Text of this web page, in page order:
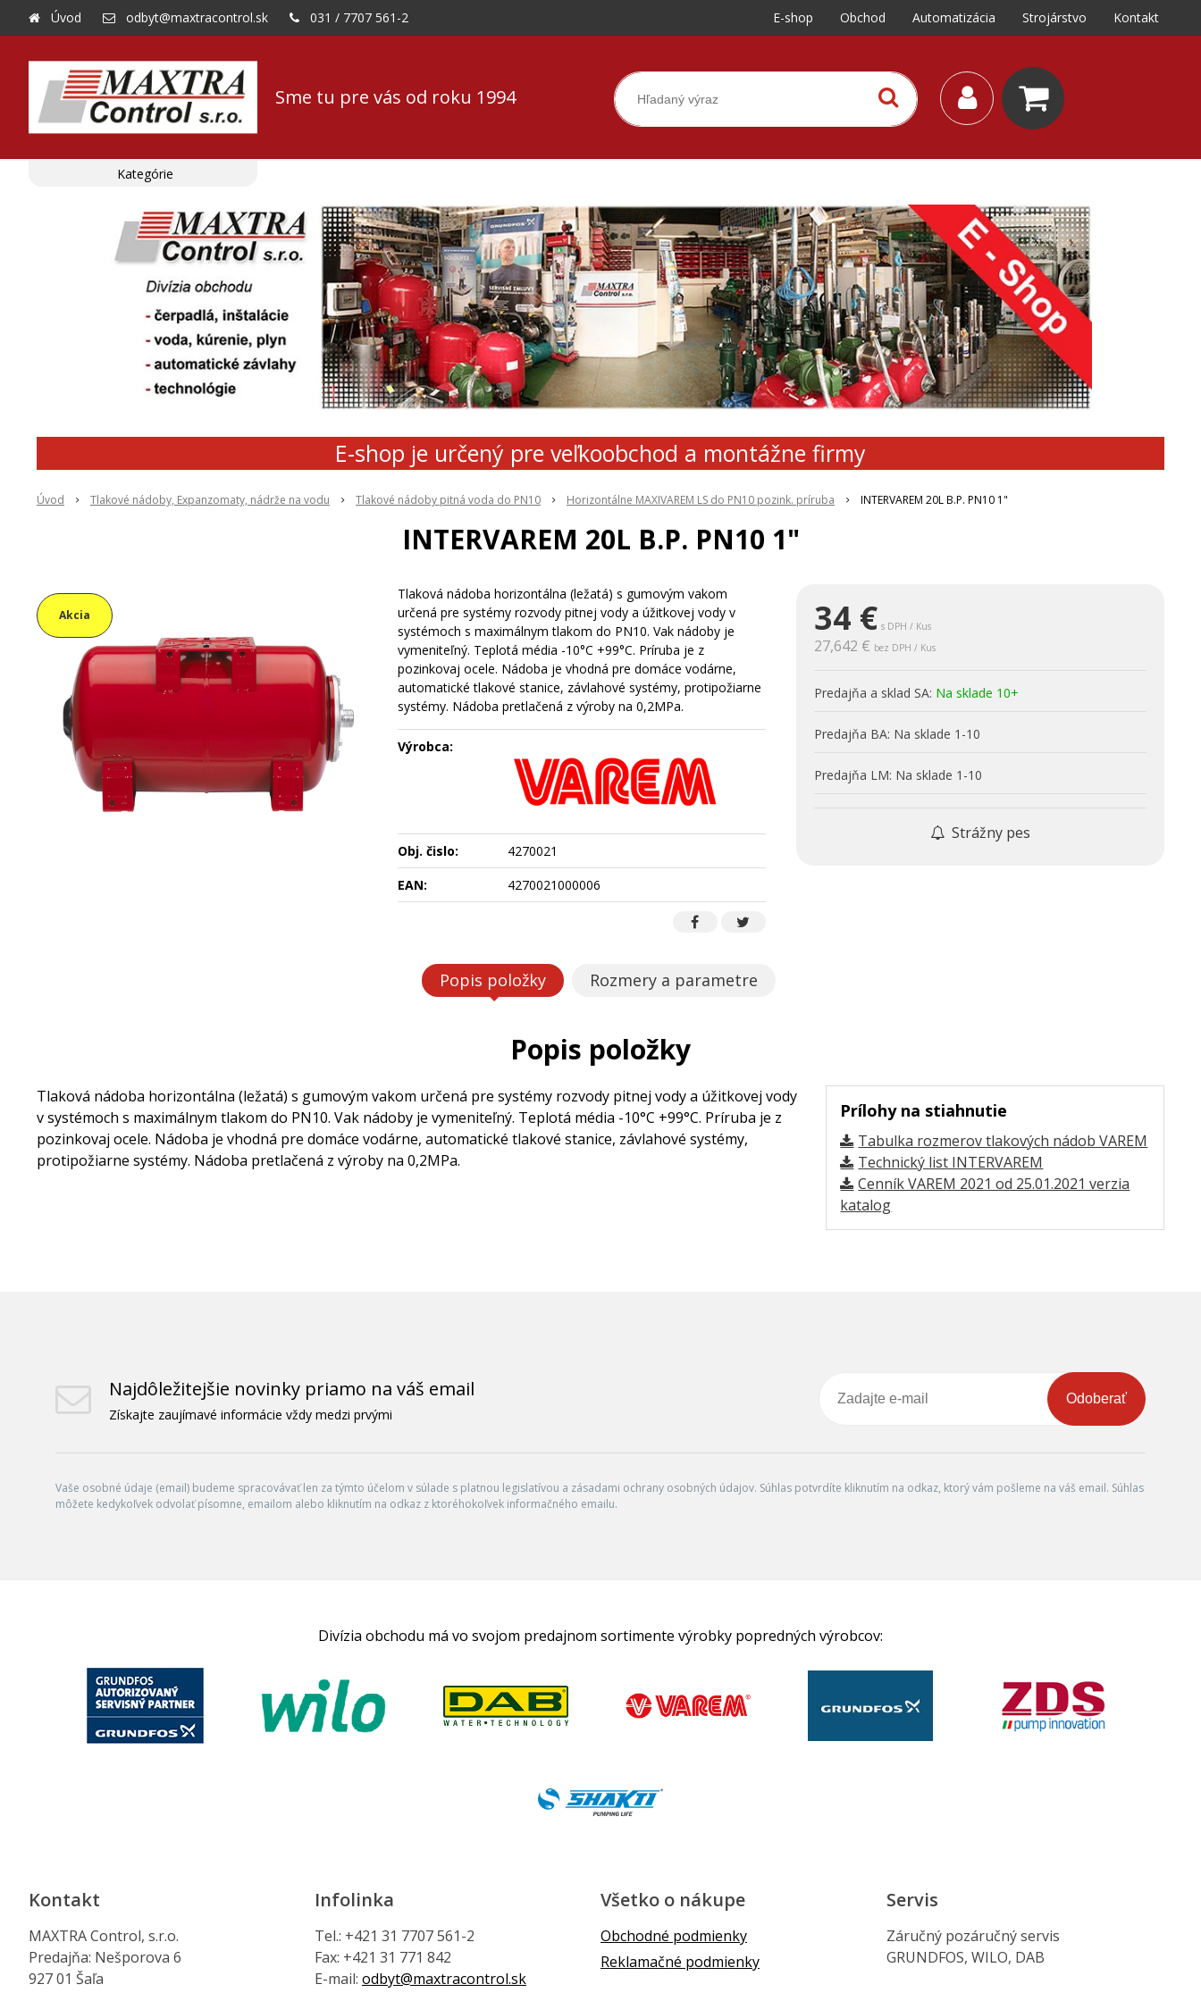
Sme tu pre vás od roku 1994
Úvod odbyt@maxtracontrol.sk 031 / 7707 561-2 E-shop Obchod Automatizácia Strojárstvo Kontakt
E-shop je určený pre veľkoobchod a montážne firmy
Úvod Tlakové nádoby, Expanzomaty, nádrže na vodu Tlakové nádoby pitná voda do PN10 Horizontálne MAXIVAREM LS do PN10 pozink. príruba INTERVAREM 20L B.P. PN10 1"
INTERVAREM 20L B.P. PN10 1"
Akcia 34 € s DPH / Kus
27,642 € bez DPH / Kus
Predajňa a sklad SA: Na sklade 10+
Predajňa BA: Na sklade 1-10
Predajňa LM: Na sklade 1-10
Strážny pes
Tlaková nádoba horizontálna (ležatá) s gumovým vakom
určená pre systémy rozvody pitnej vody a úžitkovej vody v
systémoch s maximálnym tlakom do PN10. Vak nádoby je
vymeniteľný. Teplotá média -10°C +99°C. Príruba je z
pozinkovaj ocele. Nádoba je vhodná pre domáce vodárne,
automatické tlakové stanice, závlahové systémy, protipožiarne
systémy. Nádoba pretlačená z výroby na 0,2MPa.
Výrobca:
Obj. čislo:
4270021
EAN:
4270021000006
Popis položky Rozmery a parametre
Popis položky
Prílohy na stiahnutie
Tabulka rozmerov tlakových nádob VAREM
Technický list INTERVAREM
Cenník VAREM 2021 od 25.01.2021 verzia
katalog
Tlaková nádoba horizontálna (ležatá) s gumovým vakom určená pre systémy rozvody pitnej vody a úžitkovej vody
v systémoch s maximálnym tlakom do PN10. Vak nádoby je vymeniteľný. Teplotá média -10°C +99°C. Príruba je z
pozinkovaj ocele. Nádoba je vhodná pre domáce vodárne, automatické tlakové stanice, závlahové systémy,
protipožiarne systémy. Nádoba pretlačená z výroby na 0,2MPa.
Kategórie
Najdôležitejšie novinky priamo na váš email
Získajte zaujímavé informácie vždy medzi prvými
Odoberať
Vaše osobné údaje (email) budeme spracovávať len za týmto účelom v súlade s platnou legislatívou a zásadami ochrany osobných údajov. Súhlas potvrdíte kliknutím na odkaz, ktorý vám pošleme na váš email. Súhlas
môžete kedykoľvek odvolať písomne, emailom alebo kliknutím na odkaz z ktoréhokoľvek informačného emailu.
Divízia obchodu má vo svojom predajnom sortimente výrobky popredných výrobcov:
Kontakt
MAXTRA Control, s.r.o.
Predajňa: Nešporova 6
927 01 Šaľa
Infolinka
Tel.: +421 31 7707 561-2
Fax: +421 31 771 842
E-mail: odbyt@maxtracontrol.sk
Všetko o nákupe
Obchodné podmienky
Reklamačné podmienky
Servis
Záručný pozáručný servis
GRUNDFOS, WILO, DAB